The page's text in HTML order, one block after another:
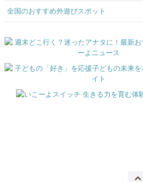
全国のおすすめ外遊びスポット